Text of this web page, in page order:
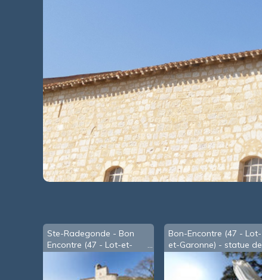
Ste-Radegonde - Bon
Encontre (47 - Lot-et-
Bon-Encontre (47 - Lot-
et-Garonne) - statue de
la Vierge